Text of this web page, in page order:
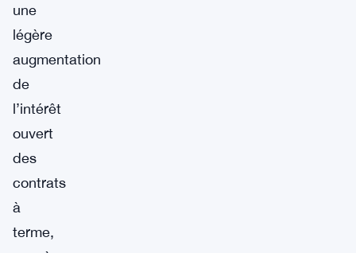
une
légère
augmentation
de
l’intérêt
ouvert
des
contrats
à
terme,